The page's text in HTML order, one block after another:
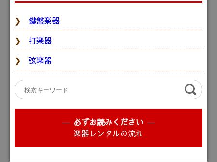
鍵盤楽器
打楽器
弦楽器
必ずお読みください
楽器レンタルの流れ